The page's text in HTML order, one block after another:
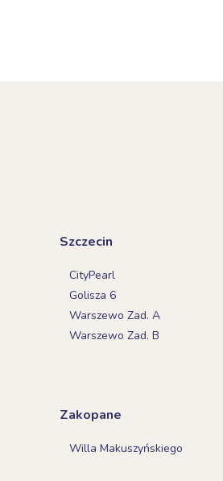
Szczecin
CityPearl
Golisza 6
Warszewo Zad. A
Warszewo Zad. B
Zakopane
Willa Makuszyńskiego